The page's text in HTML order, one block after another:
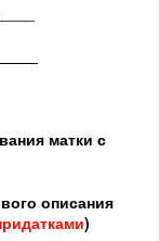
матки с
описания
)